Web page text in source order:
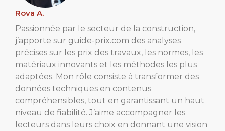
Rova A.
Passionnée par le secteur de la construction,
j’apporte sur guide-prix.com des analyses
précises sur les prix des travaux, les normes, les
matériaux innovants et les méthodes les plus
adaptées. Mon rôle consiste à transformer des
données techniques en contenus
compréhensibles, tout en garantissant un haut
niveau de fiabilité. J’aime accompagner les
lecteurs dans leurs choix en donnant une vision